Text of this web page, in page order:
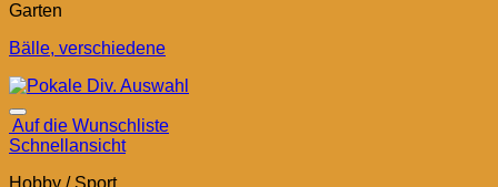
Garten
Bälle, verschiedene
Auf die Wunschliste
Schnellansicht